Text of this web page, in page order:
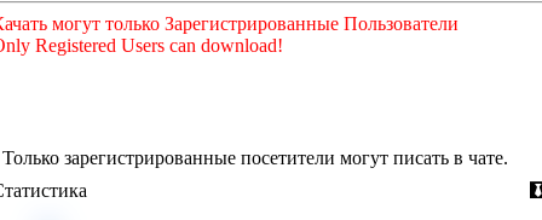
могут только Зарегистрированные Пользователи
Registered Users can download!
Только зарегистрированные посетители могут писать в чате.